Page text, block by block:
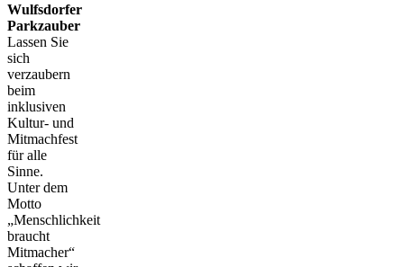
Wulfsdorfer
Parkzauber
Lassen Sie
sich
verzaubern
beim
inklusiven
Kultur- und
Mitmachfest
für alle
Sinne.
Unter dem
Motto
„Menschlichkeit
braucht
Mitmacher“